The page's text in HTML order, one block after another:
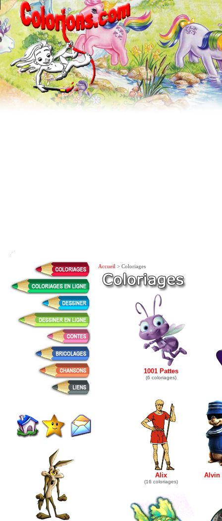
Accueil > Coloriages
1001 Pattes
(6 coloriages)
Alix
(16 coloriages)
Alvin